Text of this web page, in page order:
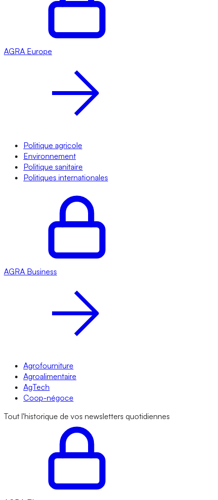
AGRA Europe
Politique agricole
Environnement
Politique sanitaire
Politiques internationales
AGRA Business
Agrofourniture
Agroalimentaire
AgTech
Coop-négoce
Tout l'historique de vos newsletters quotidiennes